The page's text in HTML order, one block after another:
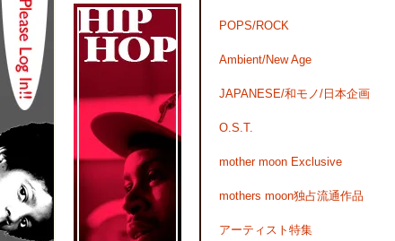
POPS/ROCK
Ambient/New Age
JAPANESE/和モノ/日本企画
O.S.T.
mother moon Exclusive
mothers moon独占流通作品
アーティスト特集